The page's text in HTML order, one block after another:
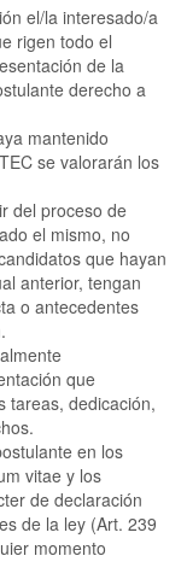
el/la interesado/a
rigen todo el
de la
derecho a
mantenido
se valorarán los
del proceso de
el mismo, no
que hayan
anterior, tengan
o antecedentes
que
tareas, dedicación,
en los
vitae y los
de declaración
de la ley (Art. 239
momento